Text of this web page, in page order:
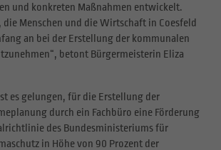
und konkreten Maßnahmen entwickelt.
die Menschen und die Wirtschaft in Coesfeld
an bei der Erstellung der kommunalen
betont Bürgermeisterin Eliza
es gelungen, für die Erstellung der
durch ein Fachbüro eine Förderung
des Bundesministeriums für
in Höhe von 90 Prozent der